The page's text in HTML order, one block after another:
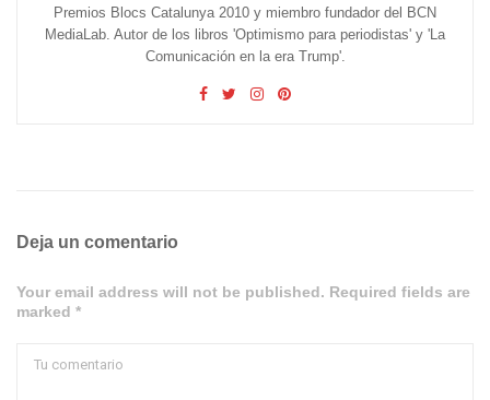
Premios Blocs Catalunya 2010 y miembro fundador del BCN
MediaLab. Autor de los libros 'Optimismo para periodistas' y 'La
Comunicación en la era Trump'.
Deja un comentario
Your email address will not be published. Required fields are
marked *